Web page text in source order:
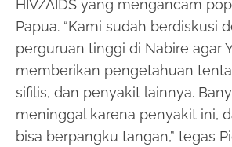
HIV/AIDS yang mengancam
Papua. “Kami sudah berdiskusi
perguruan tinggi di Nabire agar
memberikan pengetahuan
sifilis, dan penyakit lainnya.
meninggal karena penyakit ini,
bisa berpangku tangan,” tegas